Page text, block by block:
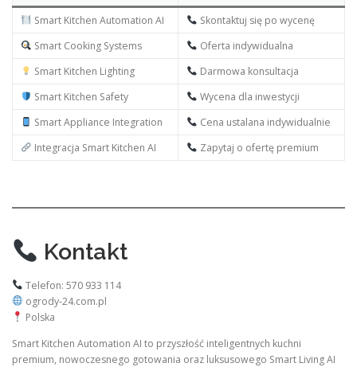
Smart Kitchen Automation AI
Skontaktuj się po wycenę
Smart Cooking Systems
Oferta indywidualna
Smart Kitchen Lighting
Darmowa konsultacja
Smart Kitchen Safety
Wycena dla inwestycji
Smart Appliance Integration
Cena ustalana indywidualnie
Integracja Smart Kitchen AI
Zapytaj o ofertę premium
Kontakt
Telefon: 570 933 114
ogrody-24.com.pl
Polska
Smart Kitchen Automation AI to przyszłość inteligentnych kuchni
premium, nowoczesnego gotowania oraz luksusowego Smart Living AI